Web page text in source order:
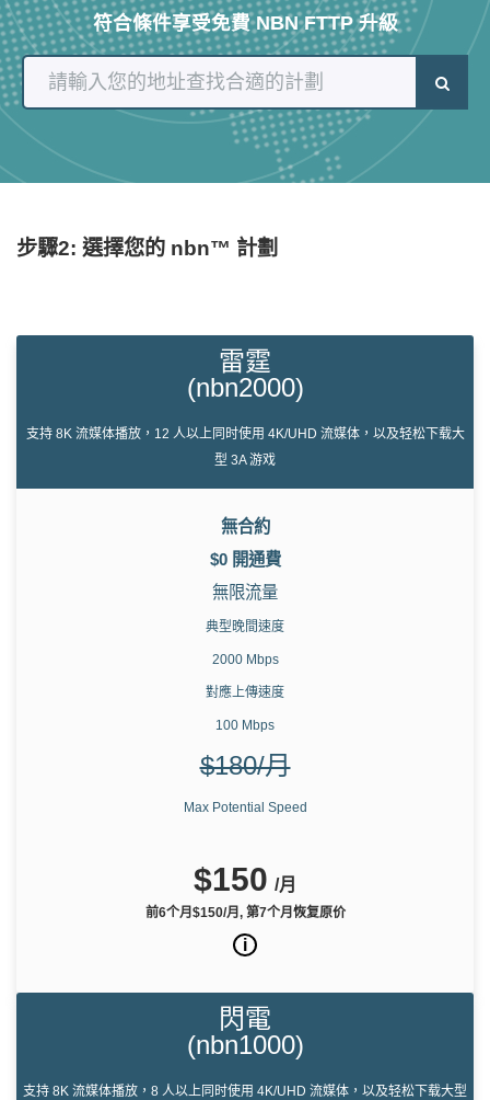
符合條件享受免費 NBN FTTP 升級
步驟2: 選擇您的 nbn™ 計劃
雷霆
(nbn2000)
支持 8K 流媒体播放，12 人以上同时使用 4K/UHD 流媒体，以及轻松下载大
型 3A 游戏
無合約
$0 開通費
無限流量
典型晚間速度
2000 Mbps
對應上傳速度
100 Mbps
$180/月
Max Potential Speed
$150 /月
前6个月$150/月, 第7个月恢复原价
i
閃電
(nbn1000)
支持 8K 流媒体播放，8 人以上同时使用 4K/UHD 流媒体，以及轻松下载大型